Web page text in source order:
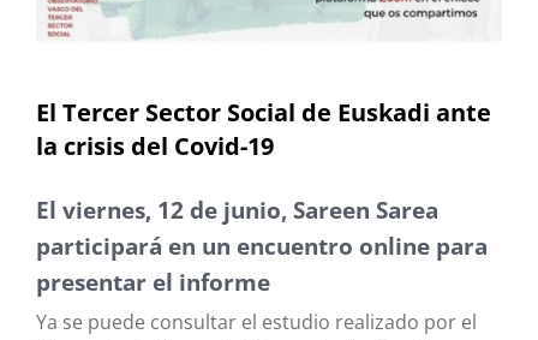
El Tercer Sector Social de Euskadi ante
la crisis del Covid-19
El viernes, 12 de junio, Sareen Sarea
participará en un encuentro online para
presentar el informe
Ya se puede consultar el estudio realizado por el